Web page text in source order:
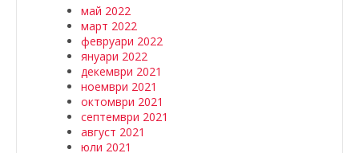
май 2022
март 2022
февруари 2022
януари 2022
декември 2021
ноември 2021
октомври 2021
септември 2021
август 2021
юли 2021